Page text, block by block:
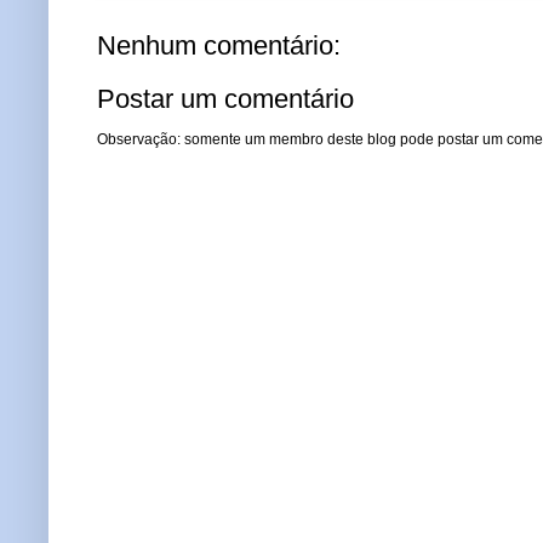
Nenhum comentário:
Postar um comentário
Observação: somente um membro deste blog pode postar um